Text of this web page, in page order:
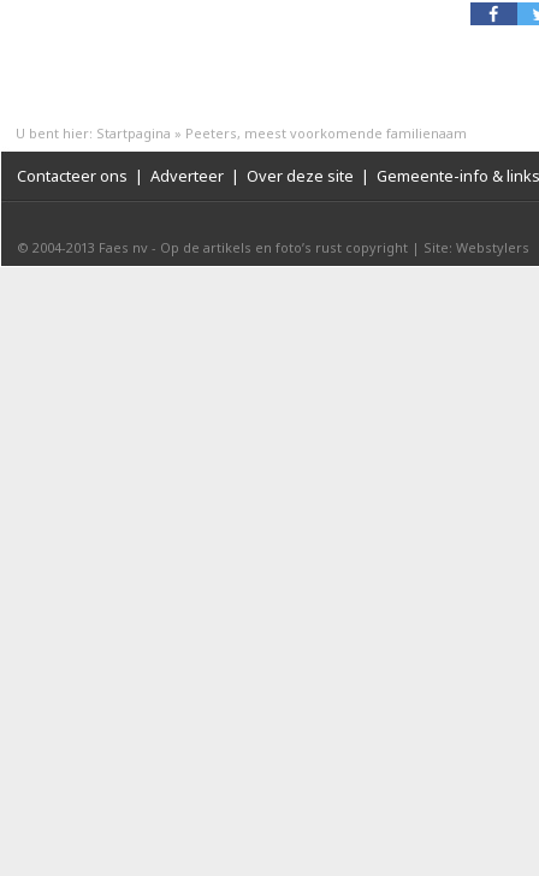
U bent hier: Startpagina » Peeters, meest voorkomende familienaam
Contacteer ons | Adverteer | Over deze site | Gemeente-info & links
© 2004-2013 Faes nv - Op de artikels en foto’s rust copyright | Site: Webstylers